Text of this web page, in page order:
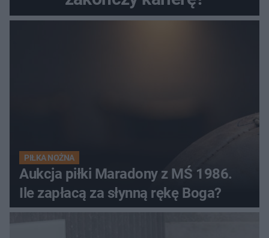
PIŁKA NOŻNA
Aukcja piłki Maradony z MŚ 1986.
Ile zapłacą za słynną rękę Boga?